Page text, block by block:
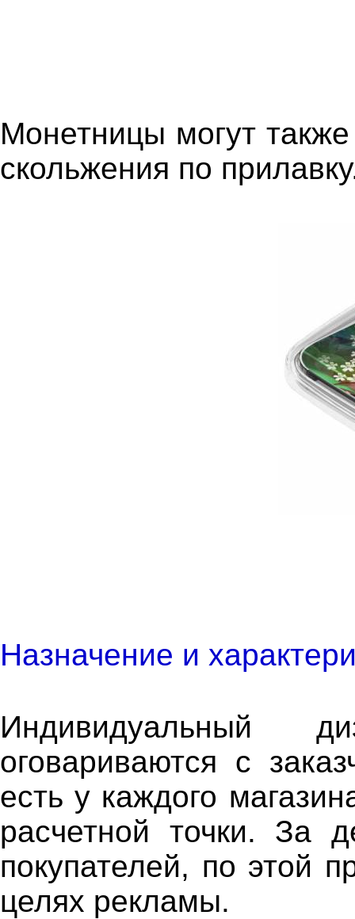
Монетницы могут
скольжения по
Назначение и
Индивидуальный
оговариваются с
есть у каждого
расчетной точки. За
покупателей, по этой
целях рекламы.